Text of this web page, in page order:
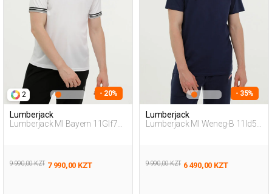
2 - 20%
Lumberjack
Lumberjack Ml Bayern 11Glf75
9 990,00 KZT 7 990,00 KZT
- 35%
Lumberjack
Lumberjack Ml Weneg-B 11Id53
9 990,00 KZT 6 490,00 KZT